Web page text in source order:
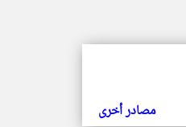
مصادر أخرى